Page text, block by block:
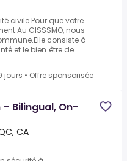
civile.Pour que votre
CISSSMO, nous
consiste à
et le bien‑être de ...
jours • Offre sponsorisée
Bilingual, On-
CA